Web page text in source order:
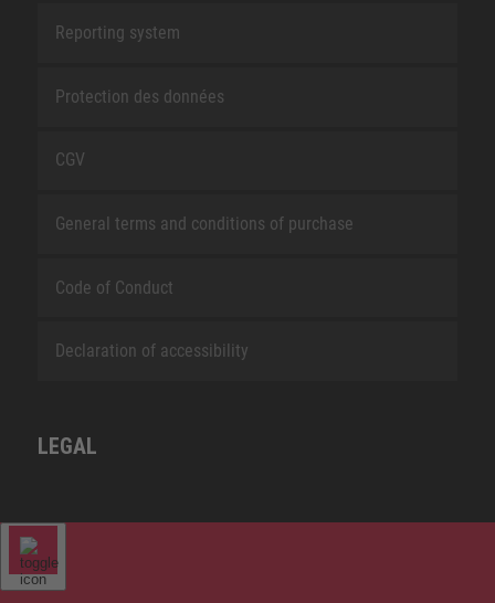
Reporting system
Protection des données
CGV
General terms and conditions of purchase
Code of Conduct
Declaration of accessibility
LEGAL